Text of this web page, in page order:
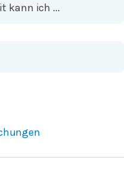
kann ich ...